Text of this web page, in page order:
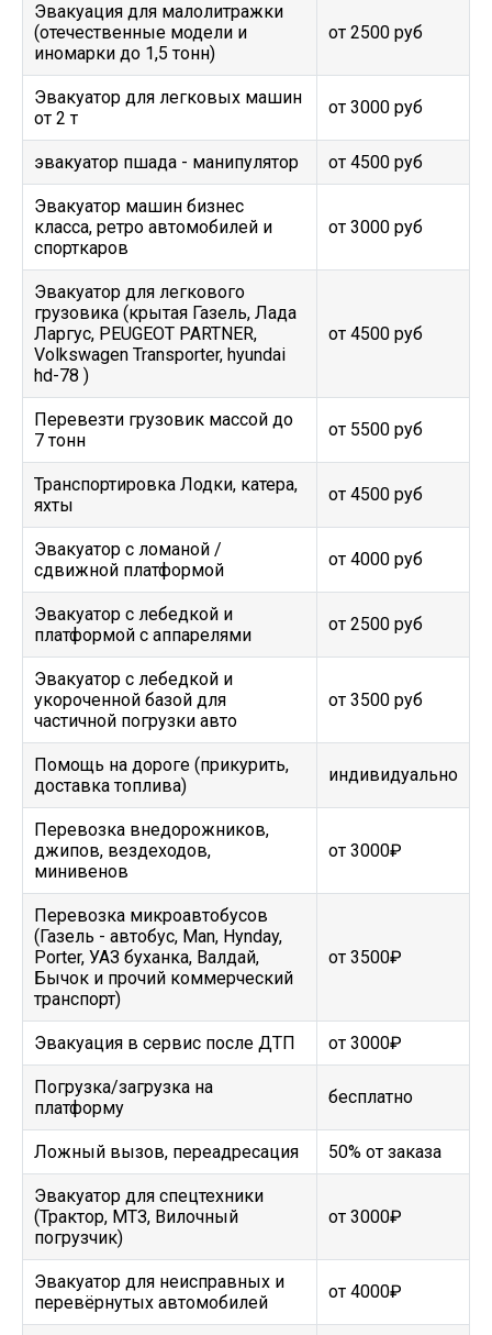
Эвакуация для малолитражки
(отечественные модели и
иномарки до 1,5 тонн)
от 2500 руб
Эвакуатор для легковых машин
от 2 т
от 3000 руб
эвакуатор пшада - манипулятор от 4500 руб
Эвакуатор машин бизнес
класса, ретро автомобилей и
спорткаров
от 3000 руб
Эвакуатор для легкового
грузовика (крытая Газель, Лада
Ларгус, PEUGEOT PARTNER,
Volkswagen Transporter, hyundai
hd-78 )
от 4500 руб
Перевезти грузовик массой до
7 тонн
от 5500 руб
Транспортировка Лодки, катера,
яхты
от 4500 руб
Эвакуатор c ломаной /
сдвижной платформой
от 4000 руб
Эвакуатор с лебедкой и
платформой с аппарелями
от 2500 руб
Эвакуатор с лебедкой и
укороченной базой для
частичной погрузки авто
от 3500 руб
Помощь на дороге (прикурить,
доставка топлива)
индивидуально
Перевозка внедорожников,
джипов, вездеходов,
минивенов
от 3000₽
Перевозка микроавтобусов
(Газель - автобус, Man, Hynday,
Porter, УАЗ буханка, Валдай,
Бычок и прочий коммерческий
транспорт)
от 3500₽
Эвакуация в сервис после ДТП от 3000₽
Погрузка/загрузка на
платформу
бесплатно
Ложный вызов, переадресация 50% от заказа
Эвакуатор для спецтехники
(Трактор, МТЗ, Вилочный
погрузчик)
от 3000₽
Эвакуатор для неисправных и
перевёрнутых автомобилей
от 4000₽